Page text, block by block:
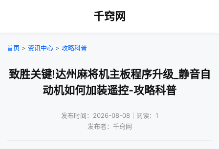
千窍网
首页 > 资讯中心 > 攻略科普
致胜关键!达州麻将机主板程序升级_静音自
动机如何加装遥控-攻略科普
发布时间：2026-08-08｜阅读：1
发布者：千窍网